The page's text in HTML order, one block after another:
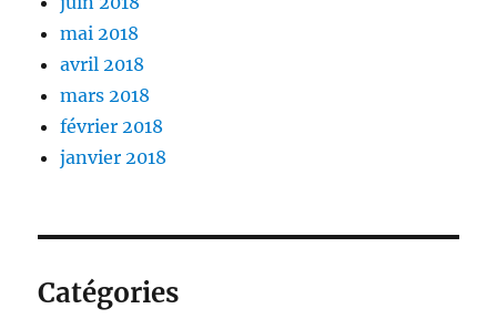
mai 2018
avril 2018
mars 2018
février 2018
janvier 2018
Catégories